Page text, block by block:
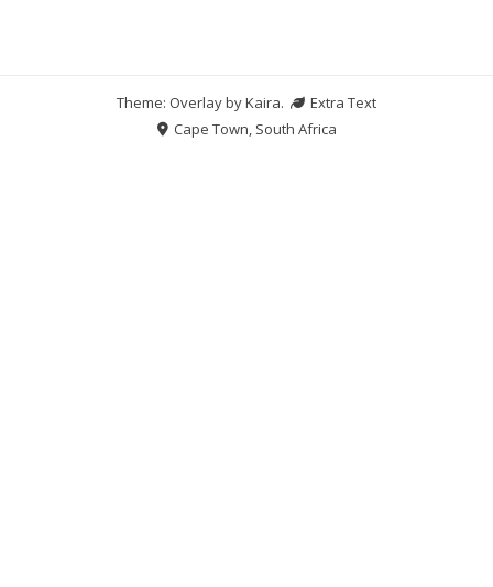
Theme: Overlay byKaira.
Extra Text
Cape Town, South Africa